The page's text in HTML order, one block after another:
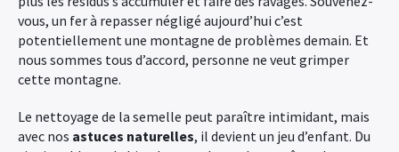
vous, un fer à repasser négligé aujourd’hui c’est
potentiellement une montagne de problèmes demain. Et
nous sommes tous d’accord, personne ne veut grimper
cette montagne.
Le nettoyage de la semelle peut paraître intimidant, mais
avec nos astuces naturelles, il devient un jeu d’enfant. Du